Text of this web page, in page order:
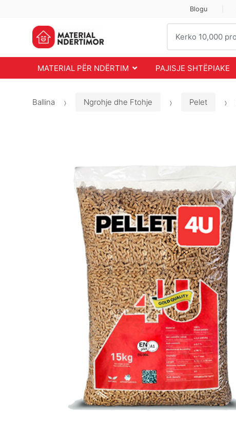
navigation
Blogu
for:
MATERIAL PËR NDËRTIM PAJISJE SHTËPIAKE
Ballina Ngrohje dhe Ftohje Pelet